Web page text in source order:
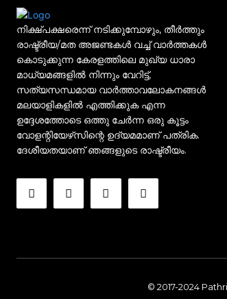
നിക്ഷ്പക്ഷരെന്ന് നടിക്കുമ്പോഴും, തീർത്തും
രാഷ്ട്രീയ/മത അജണ്ടകൾ വച്ച് വാർത്തകൾ
കൊടുക്കുന്ന കേരളത്തിലെ മുഖ്യ ധാരാ
മാധ്യമങ്ങളിൽ നിന്നും വേറിട്ട്,
സത്യസന്ധമായ വാർത്താവലോകനങ്ങൾ
മലയാളികളിൽ എത്തിക്കുക എന്ന
ഉദ്ദേശത്തോടെ ഒത്തു ചേർന്ന ഒരു കൂട്ടം
വോളന്റിയേഴ്‌സിന്റെ ഉദ്യമമാണ് പത്രിക.
ദേശീയതയാണ് ഞങ്ങളുടെ രാഷ്ട്രീയം.
© 2017-2024